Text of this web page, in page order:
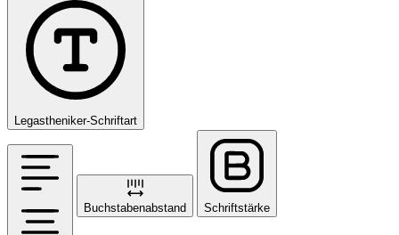
Legastheniker-Schriftart
Buchstabenabstand Schriftstärke